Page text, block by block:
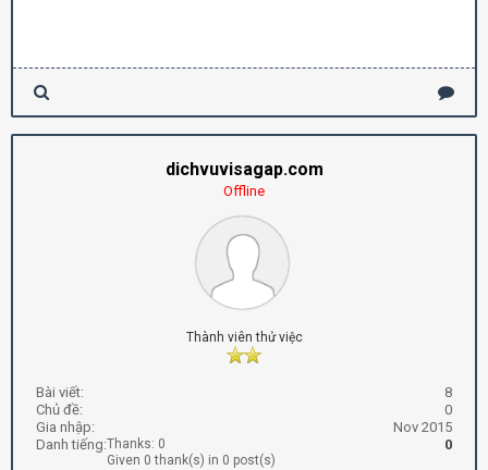
dichvuvisagap.com
Offline
Thành viên thử việc
Bài viết:
8
Chủ đề:
0
Gia nhập:
Nov 2015
Danh tiếng:
0
Thanks: 0
Given 0 thank(s) in 0 post(s)